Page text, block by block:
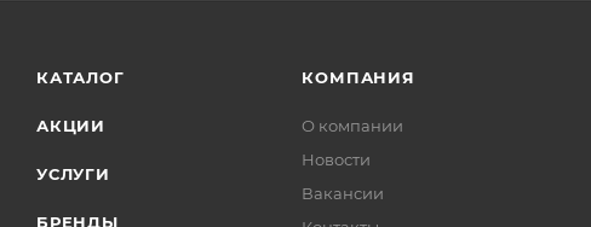
КАТАЛОГ
АКЦИИ
УСЛУГИ
БРЕНДЫ
КОМПАНИЯ
О компании
Новости
Вакансии